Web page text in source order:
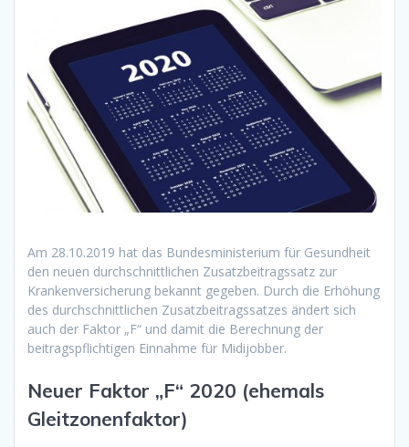
Am 28.10.2019 hat das Bundesministerium für Gesundheit
den neuen durchschnittlichen Zusatzbeitragssatz zur
Krankenversicherung bekannt gegeben. Durch die Erhöhung
des durchschnittlichen Zusatzbeitragssatzes ändert sich
auch der Faktor „F“ und damit die Berechnung der
beitragspflichtigen Einnahme für Midijobber.
Neuer Faktor „F“ 2020 (ehemals
Gleitzonenfaktor)